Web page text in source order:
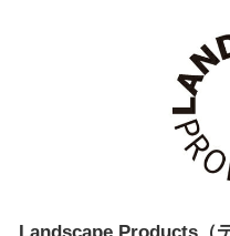
Landscape Products（